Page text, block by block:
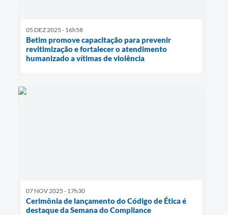
05 DEZ 2025 - 16h58
Betim promove capacitação para prevenir
revitimização e fortalecer o atendimento
humanizado a vítimas de violência
07 NOV 2025 - 17h30
Cerimônia de lançamento do Código de Ética é
destaque da Semana do Compliance